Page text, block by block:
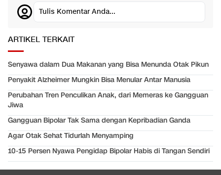
Tulis Komentar Anda...
ARTIKEL TERKAIT
Senyawa dalam Dua Makanan yang Bisa Menunda Otak Pikun
Penyakit Alzheimer Mungkin Bisa Menular Antar Manusia
Perubahan Tren Penculikan Anak, dari Memeras ke Gangguan
Jiwa
Gangguan Bipolar Tak Sama dengan Kepribadian Ganda
Agar Otak Sehat Tidurlah Menyamping
10-15 Persen Nyawa Pengidap Bipolar Habis di Tangan Sendiri